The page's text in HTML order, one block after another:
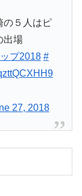
５人はピ
出場
プ2018 #
27, 2018